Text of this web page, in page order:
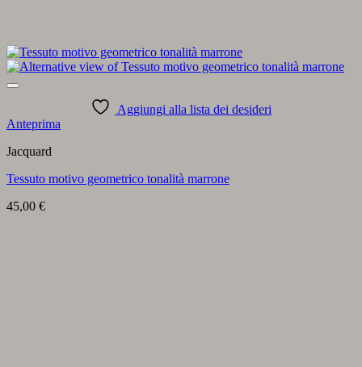
Aggiungi alla lista dei desideri
Anteprima
Jacquard
Tessuto motivo geometrico tonalità marrone
45,00 €